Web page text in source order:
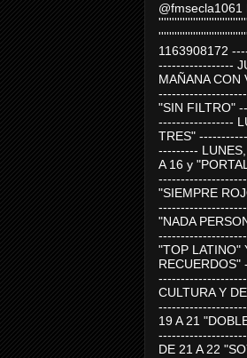
@fmsecla1061
1163908172
-----------------
MAÑANA
"SIN FILTRO"
-----------------
TRES"
---------
A 16 y
"SIEMPRE
"NADA
"TOP LATINO"
CULTURA Y
19 A 21
DE 21 A 22